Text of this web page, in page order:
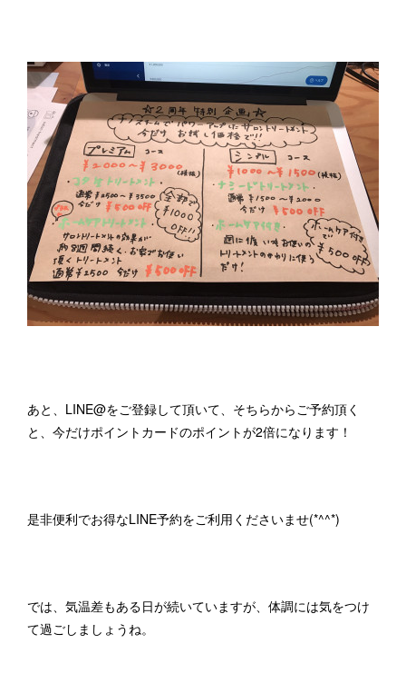
あと、LINE@をご登録して頂いて、そちらからご予約頂く
と、今だけポイントカードのポイントが2倍になります！
是非便利でお得なLINE予約をご利用くださいませ(*^^*)
では、気温差もある日が続いていますが、体調には気をつけ
て過ごしましょうね。